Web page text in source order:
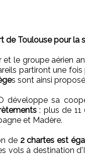
de Toulouse pour la
le groupe aérien
partiront une
s sont ainsi
développe sa
: plus de 11
et Madère.
de 2 chartes est
vols à destination